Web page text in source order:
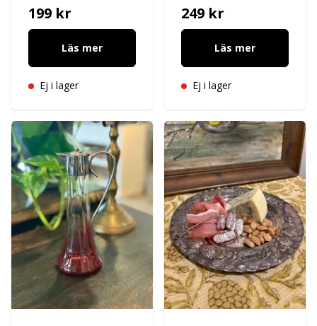
199 kr
Läs mer
Ej i lager
249 kr
Läs mer
Ej i lager